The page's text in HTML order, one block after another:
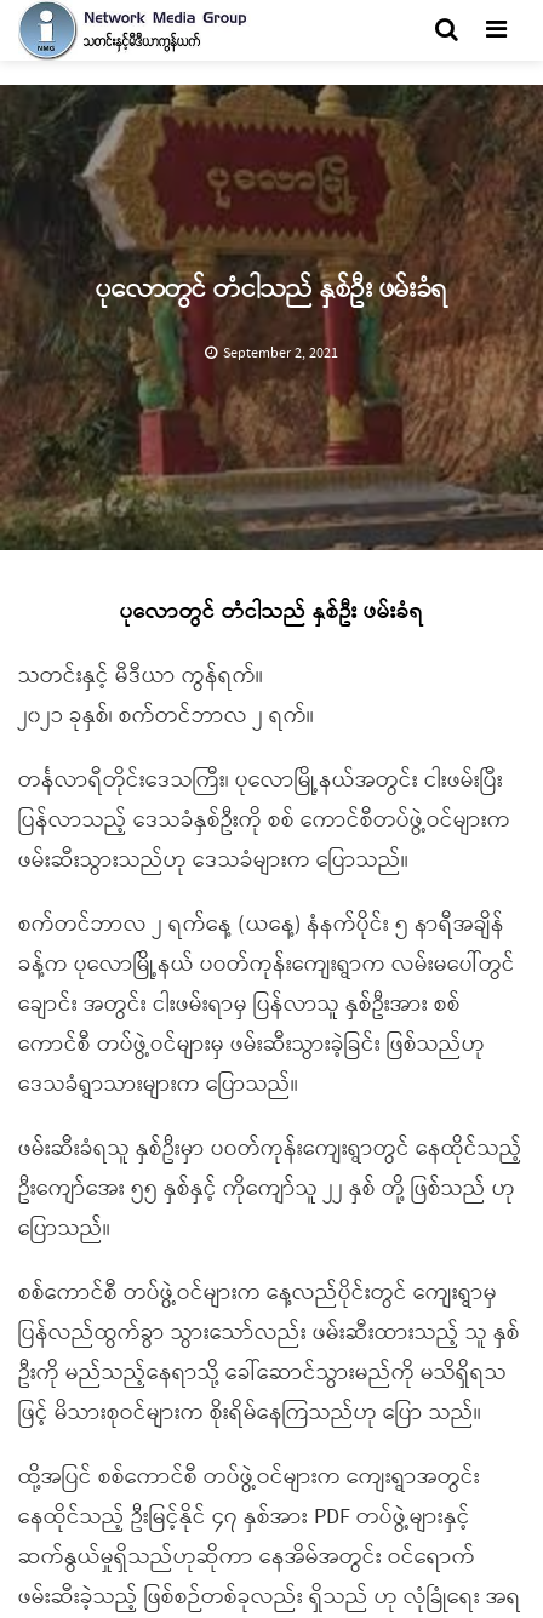
ပုလောတွင် တံငါသည် နှစ်ဦး ဖမ်းခံရ
September 2, 2021
ပုလောတွင် တံငါသည် နှစ်ဦး ဖမ်းခံရ
သတင်းနှင့် မီဒီယာ ကွန်ရက်။
၂၀၂၁ ခုနှစ်၊ စက်တင်ဘာလ ၂ ရက်။
တင်္နလာရီတိုင်းဒေသကြီး၊ ပုလောမြို့နယ်အတွင်း ငါးဖမ်းပြီး
ပြန်လာသည့် ဒေသခံနှစ်ဦးကို စစ် ကောင်စီတပ်ဖွဲ့ဝင်များက
ဖမ်းဆီးသွားသည်ဟု ဒေသခံများက ပြောသည်။
စက်တင်ဘာလ ၂ ရက်နေ့ (ယနေ့) နံနက်ပိုင်း ၅ နာရီအချိန်
ခန့်က ပုလောမြို့နယ် ပဝတ်ကုန်းကျေးရွာက လမ်းမပေါ်တွင်
ချောင်း အတွင်း ငါးဖမ်းရာမှ ပြန်လာသူ နှစ်ဦးအား စစ်
ကောင်စီ တပ်ဖွဲ့ဝင်များမှ ဖမ်းဆီးသွားခဲ့ခြင်း ဖြစ်သည်ဟု
ဒေသခံရွာသားများက ပြောသည်။
ဖမ်းဆီးခံရသူ နှစ်ဦးမှာ ပဝတ်ကုန်းကျေးရွာတွင် နေထိုင်သည့်
ဦးကျော်အေး ၅၅ နှစ်နှင့် ကိုကျော်သူ ၂၂ နှစ် တို့ ဖြစ်သည် ဟု
ပြောသည်။
စစ်ကောင်စီ တပ်ဖွဲ့ဝင်များက နေ့လည်ပိုင်းတွင် ကျေးရွာမှ
ပြန်လည်ထွက်ခွာ သွားသော်လည်း ဖမ်းဆီးထားသည့် သူ နှစ်
ဦးကို မည်သည့်နေရာသို့ ခေါ်ဆောင်သွားမည်ကို မသိရှိရသ
ဖြင့် မိသားစုဝင်များက စိုးရိမ်နေကြသည်ဟု ပြော သည်။
ထို့အပြင် စစ်ကောင်စီ တပ်ဖွဲ့ဝင်များက ကျေးရွာအတွင်း
နေထိုင်သည့် ဦးမြင့်နိုင် ၄၇ နှစ်အား PDF တပ်ဖွဲ့များနှင့်
ဆက်နွယ်မှုရှိသည်ဟုဆိုကာ နေအိမ်အတွင်း ဝင်ရောက်
ဖမ်းဆီးခဲ့သည့် ဖြစ်စဉ်တစ်ခုလည်း ရှိသည် ဟု လုံခြုံရေး အရ